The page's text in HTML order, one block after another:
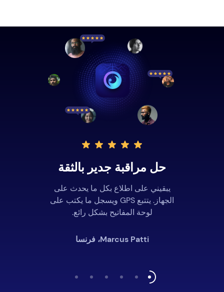
حل مراقبة جدير بالثقة
يبقيني على اطلاع بكل ما يحدث على
الجهاز. يتتبع GPS ويسجل ما يكتب على
لوحة المفاتيح بشكل رائع.
Marcus Patti، فرنسا